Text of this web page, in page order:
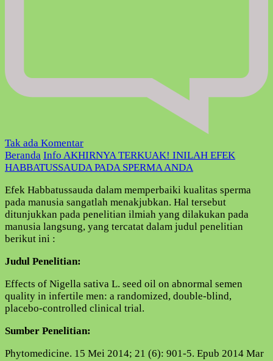
Tak ada Komentarpada
AKHIRNYA
TERKUAK!
EFEK
HABBATUSSAUDA
PADA
SPERMA
Beranda Info AKHIRNYA TERKUAK! INILAH EFEK
HABBATUSSAUDA PADA SPERMA ANDA
Efek Habbatussauda dalam memperbaiki kualitas sperma
pada manusia sangatlah menakjubkan. Hal tersebut
ditunjukkan pada penelitian ilmiah yang dilakukan pada
manusia langsung, yang tercatat dalam judul penelitian
berikut ini :
Judul Penelitian:
Effects of Nigella sativa L. seed oil on abnormal semen
quality in infertile men: a randomized, double-blind,
placebo-controlled clinical trial.
Sumber Penelitian:
Phytomedicine. 15 Mei 2014; 21 (6): 901-5. Epub 2014 Mar